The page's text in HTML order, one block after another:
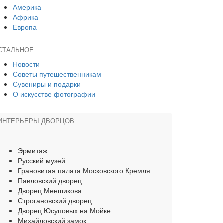
Америка
Африка
Европа
Новости
Советы путешественникам
Сувениры и подарки
О искусстве фотографии
ДВОРЦОВ
Эрмитаж
Русский музей
Грановитая палата Московского Кремля
Павловский дворец
Дворец Меншикова
Строгановский дворец
Дворец Юсуповых на Мойке
Михайловский замок